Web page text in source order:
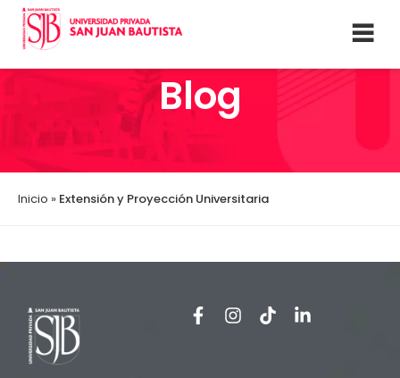
Blog
Inicio » Extensión y Proyección Universitaria